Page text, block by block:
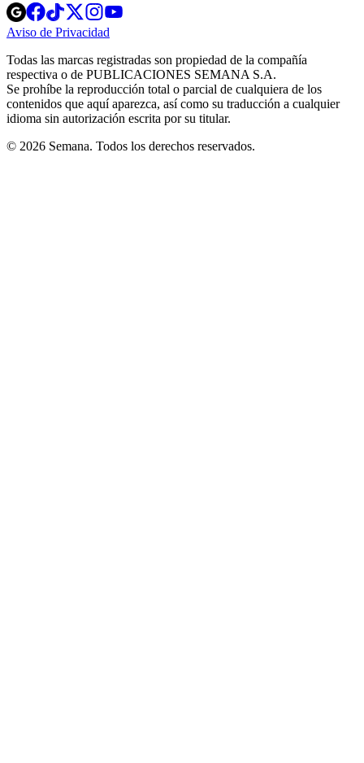
Opens
in
new
Opens
in
new
Opens
in
new
window
Opens
new
windowwindow
Aviso de Privacidad
new
window
Todas las marcas registradas son propiedad de la compañía
respectiva o de PUBLICACIONES SEMANA S.A.
Se prohíbe la reproducción total o parcial de cualquiera de los
contenidos que aquí aparezca, así como su traducción a cualquier
idioma sin autorización escrita por su titular.
© 2026 Semana. Todos los derechos reservados.